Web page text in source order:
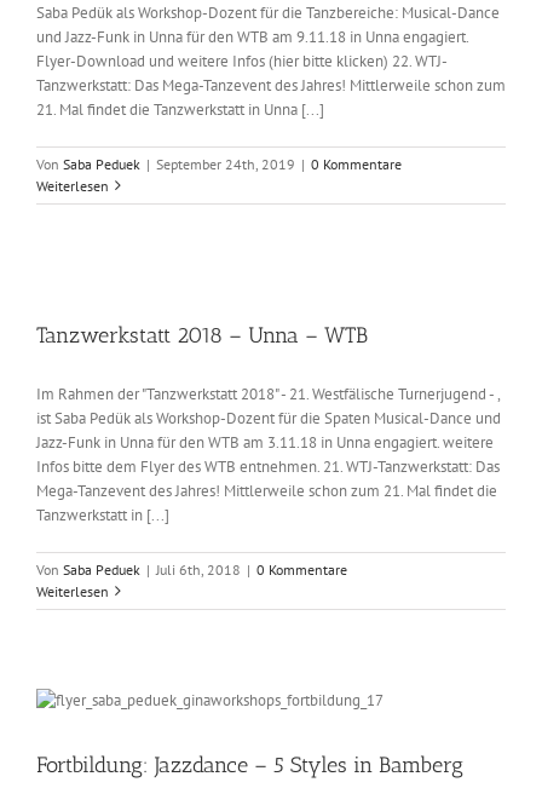
Saba Pedük als Workshop-Dozent für die Tanzbereiche: Musical-Dance
und Jazz-Funk in Unna für den WTB am 9.11.18 in Unna engagiert.
Flyer-Download und weitere Infos (hier bitte klicken) 22. WTJ-
Tanzwerkstatt: Das Mega-Tanzevent des Jahres! Mittlerweile schon zum
21. Mal findet die Tanzwerkstatt in Unna [...]
Von Saba Peduek | September 24th, 2019 | 0 Kommentare
Weiterlesen
Tanzwerkstatt 2018 – Unna – WTB
Im Rahmen der "Tanzwerkstatt 2018" - 21. Westfälische Turnerjugend - ,
ist Saba Pedük als Workshop-Dozent für die Spaten Musical-Dance und
Jazz-Funk in Unna für den WTB am 3.11.18 in Unna engagiert. weitere
Infos bitte dem Flyer des WTB entnehmen. 21. WTJ-Tanzwerkstatt: Das
Mega-Tanzevent des Jahres! Mittlerweile schon zum 21. Mal findet die
Tanzwerkstatt in [...]
Von Saba Peduek | Juli 6th, 2018 | 0 Kommentare
Weiterlesen
Fortbildung: Jazzdance – 5 Styles in Bamberg